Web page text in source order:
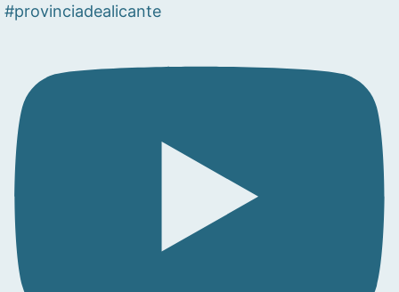
#provinciadealicante